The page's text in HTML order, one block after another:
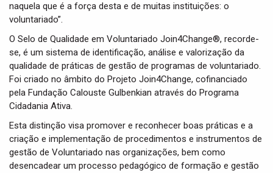
naquela que é a força desta e de muitas instituições: o
voluntariado”.
O Selo de Qualidade em Voluntariado Join4Change®, recorde-
se, é um sistema de identificação, análise e valorização da
qualidade de práticas de gestão de programas de voluntariado.
Foi criado no âmbito do Projeto Join4Change, cofinanciado
pela Fundação Calouste Gulbenkian através do Programa
Cidadania Ativa.
Esta distinção visa promover e reconhecer boas práticas e a
criação e implementação de procedimentos e instrumentos de
gestão de Voluntariado nas organizações, bem como
desencadear um processo pedagógico de formação e gestão